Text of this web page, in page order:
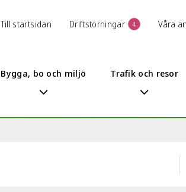
Till startsidan Driftstörningar 4 Våra
Bygga, bo och miljö Trafik och resor